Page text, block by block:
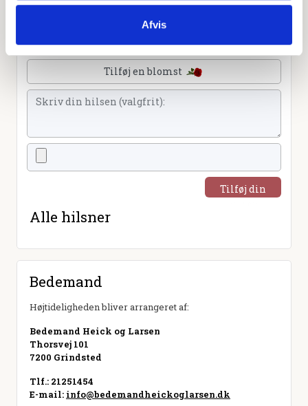
Afvis
Tilføj en blomst
Tilføj din
Alle hilsner
Bedemand
Højtideligheden bliver arrangeret af:
Bedemand Heick og Larsen
Thorsvej 101
7200 Grindsted
Tlf.: 21251454
E-mail: info@bedemandheickoglarsen.dk